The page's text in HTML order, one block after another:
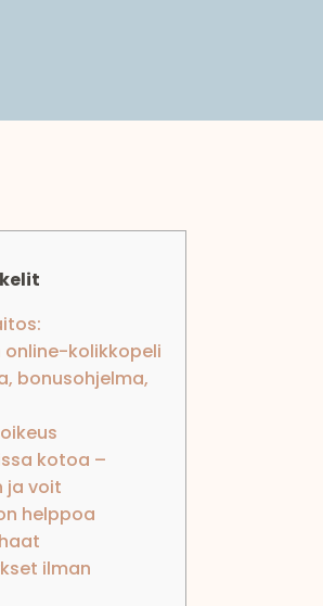
kolikkopeli
bonusohjelma,
kotoa –
ja voit
helppoa
ilman